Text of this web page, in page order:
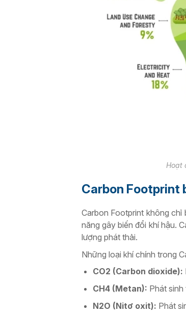
Hoạt
Carbon Footprint
Carbon Footprint không
năng gây biến đổi khí hậu.
lượng phát thải.
Những loại khí chính trong
CO2 (Carbon dioxide):
CH4 (Metan): Phát
N2O (Nitơ oxit): Phát